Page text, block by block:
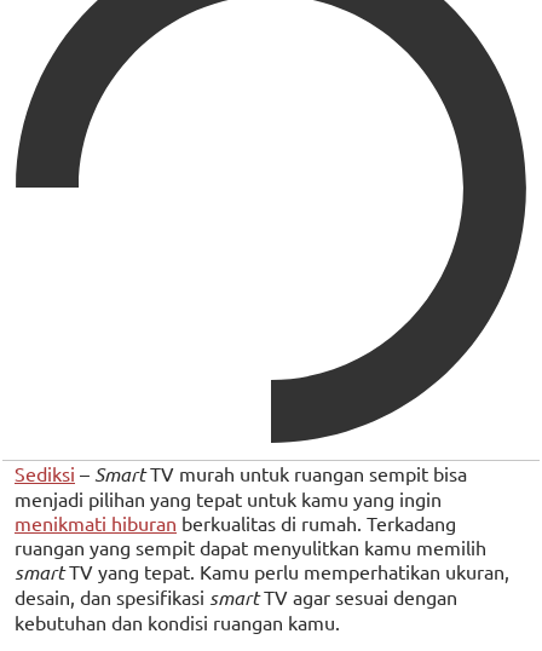
Sediksi – SmartTV murah untuk ruangan sempit bisa
menjadi pilihan yang tepat untuk kamu yang ingin
menikmati hiburan berkualitas di rumah. Terkadang
ruangan yang sempit dapat menyulitkan kamu memilih
smartTV yang tepat. Kamu perlu memperhatikan ukuran,
desain, dan spesifikasi smartTV agar sesuai dengan
kebutuhan dan kondisi ruangan kamu.